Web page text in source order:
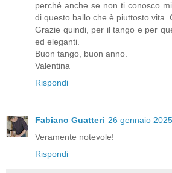
perché anche se non ti conosco
di questo ballo che è piuttosto vita.
Grazie quindi, per il tango e per
ed eleganti.
Buon tango, buon anno.
Valentina
Rispondi
Fabiano Guatteri 26 gennaio
Veramente notevole!
Rispondi